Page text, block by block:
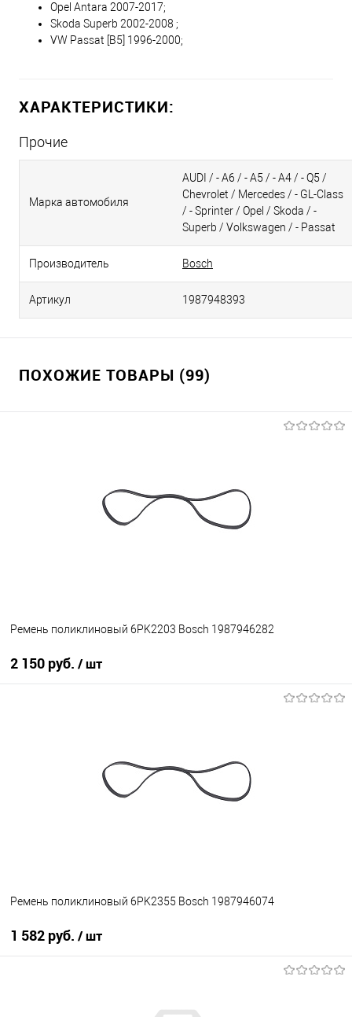
Opel Antara 2007-2017;
Skoda Superb 2002-2008 ;
VW Passat [B5] 1996-2000;
ХАРАКТЕРИСТИКИ:
Прочие
Марка автомобиля
AUDI / - A6 / - A5 / - A4 / - Q5 /
Chevrolet / Mercedes / - GL-Class
/ - Sprinter / Opel / Skoda / -
Superb / Volkswagen / - Passat
Производитель Bosch
Артикул 1987948393
ПОХОЖИЕ ТОВАРЫ (99)
Ремень поликлиновый 6PK2203 Bosch 1987946282
2 150 руб. / шт
Ремень поликлиновый 6PK2355 Bosch 1987946074
1 582 руб. / шт